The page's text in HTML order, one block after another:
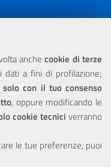
anchecookie di terze
a fini di profilazione;
solo con il tuo consenso
, oppure modificando le
cookie tecnici verranno
le tue preferenze, puoi
finanziaria dell'Unione
2006 Misura 6.05 -